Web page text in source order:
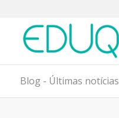
Blog - Últimas notícias